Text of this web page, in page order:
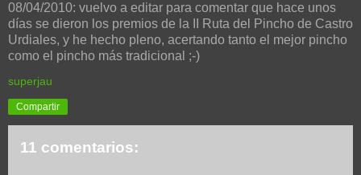
08/04/2010: vuelvo a editar para comentar que hace unos
días se dieron los premios de la II Ruta del Pincho de Castro
Urdiales, y he hecho pleno, acertando tanto el mejor pincho
como el pincho más tradicional ;-)
superjau
Compartir
11 comentarios: